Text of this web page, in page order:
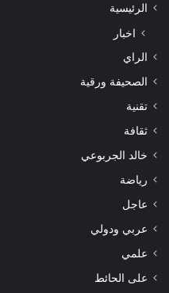
الرئيسية
اخبار
الراي
الصحيفة ورقية
تقنية
ثقافة
خالد الجربوعي
رياضة
عاجل
عربي ودولي
علمي
على الحائط